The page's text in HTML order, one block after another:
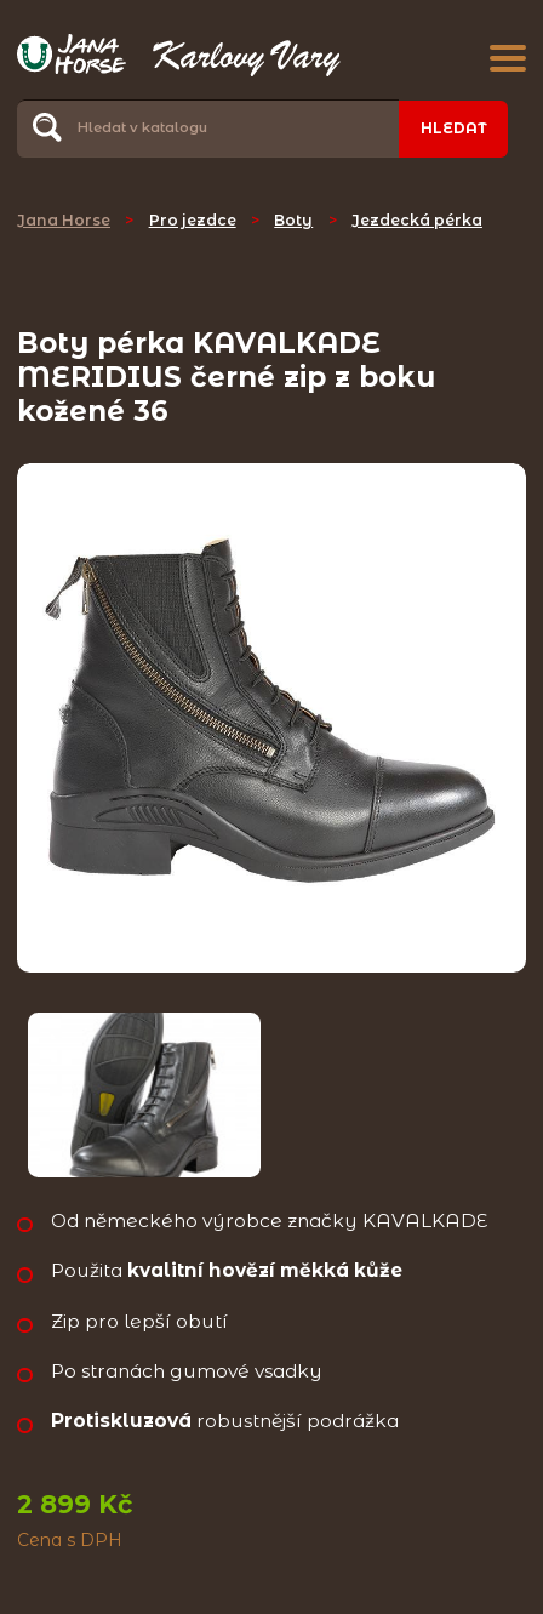
HLEDAT
Jana Horse > Pro jezdce > Boty > Jezdecká pérka
Boty pérka KAVALKADE
MERIDIUS černé zip z boku
kožené 36
Od německého výrobce značky KAVALKADE
Použita kvalitní hovězí měkká kůže
Zip pro lepší obutí
Po stranách gumové vsadky
Protiskluzová robustnější podrážka
2 899 Kč
Cena s DPH